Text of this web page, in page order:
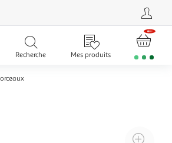
Recherche Mes produits